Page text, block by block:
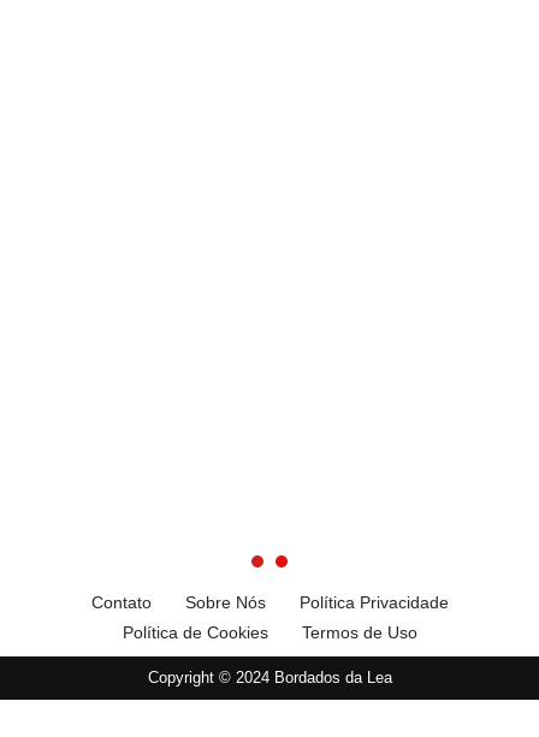
Contato Sobre Nós
Política Privacidade
Política de Cookies
Termos de Uso
Copyright © 2024 Bordados da Lea